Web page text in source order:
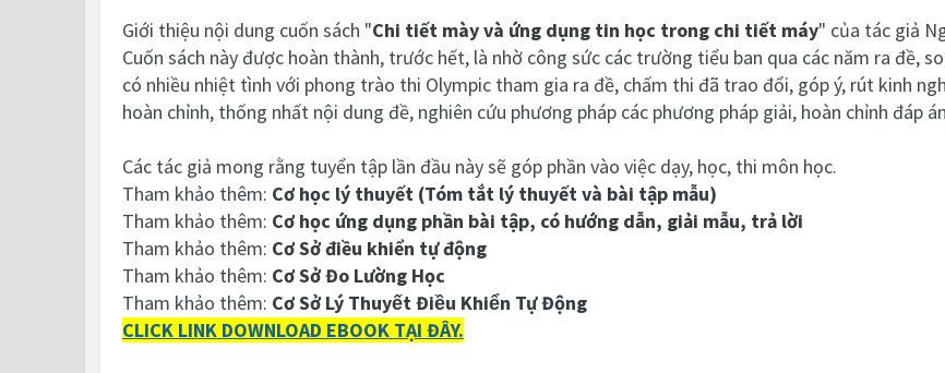
Giới thiệu nội dung cuốn sách "Chi tiết mày và ứng dụng tin học trong chi tiết máy" của tác giả
Cuốn sách này được hoàn thành, trước hết, là nhờ công sức các trường tiểu ban qua các năm ra đề,
có nhiều nhiệt tình với phong trào thi Olympic tham gia ra đề, chấm thi đã trao đổi, góp ý, rút kinh
hoàn chỉnh, thống nhất nội dung đề, nghiên cứu phương pháp các phương pháp giải, hoàn chỉnh đáp
Các tác giả mong rằng tuyển tập lần đầu này sẽ góp phần vào việc dạy, học, thi môn học.
Tham khảo thêm: Cơ học lý thuyết (Tóm tắt lý thuyết và bài tập mẫu)
Tham khảo thêm: Cơ học ứng dụng phần bài tập, có hướng dẫn, giải mẫu, trả lời
Tham khảo thêm: Cơ Sở điều khiển tự động
Tham khảo thêm: Cơ Sở Đo Lường Học
Tham khảo thêm: Cơ Sở Lý Thuyết Điều Khiển Tự Động
CLICK LINK DOWNLOAD EBOOK TẠI ĐÂY.